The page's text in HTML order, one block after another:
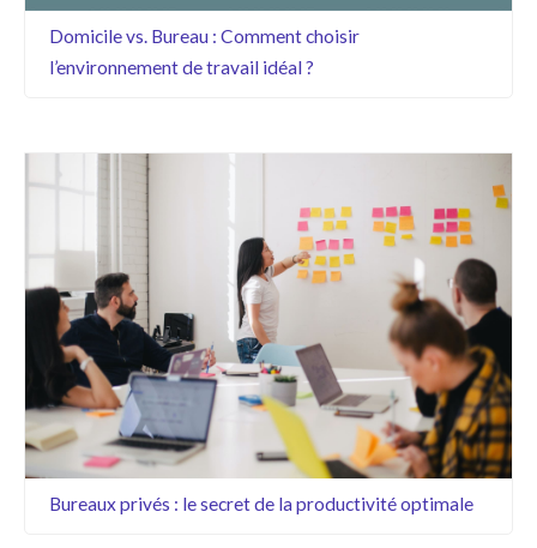
Domicile vs. Bureau : Comment choisir
l’environnement de travail idéal ?
Bureaux privés : le secret de la productivité optimale